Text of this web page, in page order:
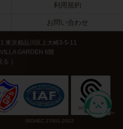
利用規約
お問い合わせ
東京都品川区上大崎3-5-11
GARDEN 6階
る ］
ISO/IEC 27001:2022